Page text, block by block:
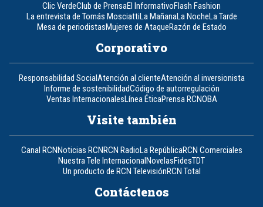
Clic VerdeClub de PrensaEl InformativoFlash Fashion
La entrevista de Tomás MosciattiLa MañanaLa NocheLa Tarde
Mesa de periodistasMujeres de AtaqueRazón de Estado
Corporativo
Responsabilidad SocialAtención al clienteAtención al inversionista
Informe de sostenibilidadCódigo de autorregulación
Ventas InternacionalesLínea ÉticaPrensa RCNOBA
Visite también
Canal RCNNoticias RCNRCN RadioLa RepúblicaRCN Comerciales
Nuestra Tele InternacionalNovelasFidesTDT
Un producto de RCN TelevisiónRCN Total
Contáctenos